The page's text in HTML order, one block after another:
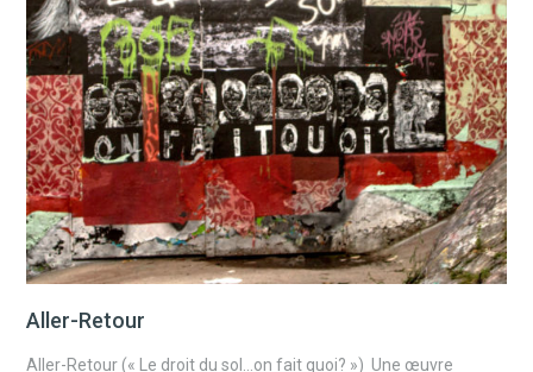
Aller-Retour
Aller-Retour (« Le droit du sol…on fait quoi? ») Une œuvre